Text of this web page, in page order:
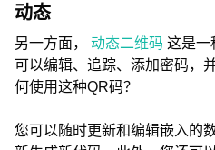
动态
另一方面， 动态二维码 这是一
可以编辑、追踪、添加密码，
何使用这种QR码？
您可以随时更新和编辑嵌入的